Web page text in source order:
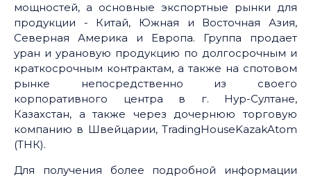
мощностей, а основные экспортные рынки для
продукции - Китай, Южная и Восточная Азия,
Северная Америка и Европа. Группа продает
уран и урановую продукцию по долгосрочным и
краткосрочным контрактам, а также на спотовом
рынке непосредственно из своего
корпоративного центра в г. Нур-Султане,
Казахстан, а также через дочернюю торговую
компанию в Швейцарии, TradingHouseKazakAtom
(ТНК).
Для получения более подробной информации